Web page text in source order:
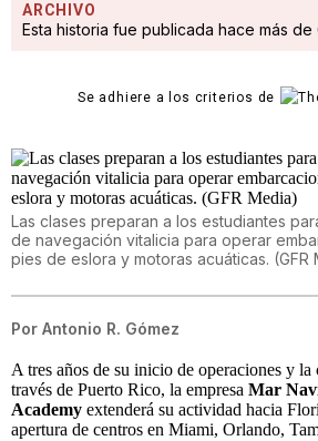
ARCHIVO
Esta historia fue publicada hace más de
Se adhiere a los criterios de
Las clases preparan a los estudiantes
de navegación vitalicia para operar
pies de eslora y motoras acuáticas. (GFR
Por Antonio R. Gómez
A tres años de su inicio de operaciones y la
través de Puerto Rico, la empresa Mar
Academy extenderá su actividad hacia
apertura de centros en Miami, Orlando,